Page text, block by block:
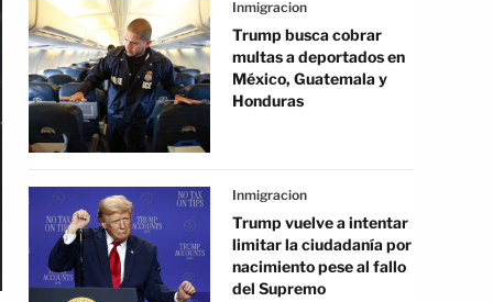
Inmigracion
Trump busca cobrar
multas a deportados en
México, Guatemala y
Honduras
Inmigracion
Trump vuelve a intentar
limitar la ciudadanía por
nacimiento pese al fallo
del Supremo